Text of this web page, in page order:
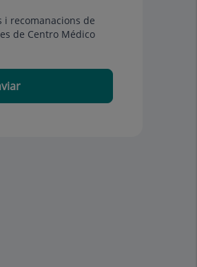
i recomanacions de
de Centro Médico